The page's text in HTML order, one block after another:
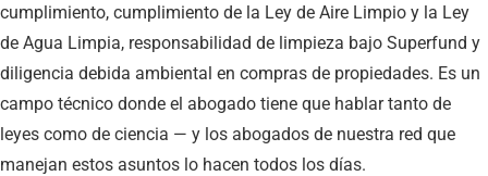
cumplimiento, cumplimiento de la Ley de Aire Limpio y la Ley
de Agua Limpia, responsabilidad de limpieza bajo Superfund y
diligencia debida ambiental en compras de propiedades. Es un
campo técnico donde el abogado tiene que hablar tanto de
leyes como de ciencia — y los abogados de nuestra red que
manejan estos asuntos lo hacen todos los días.